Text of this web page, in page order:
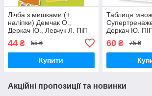
Лічба з мишками (+
наліпки) Демчак О.,
Деркач Ю., Левчук Л. ПіП
44 ₴ 55 ₴
Купити
Таблиця
Деркач Ю.
60₴ 75 ₴
Акційні пропозиції та новинки